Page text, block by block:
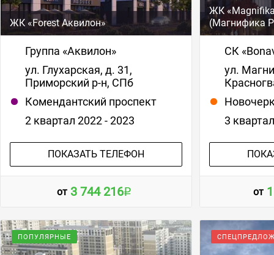
ЖК «Forest Аквилон»
Группа «Аквилон»
ул. Глухарская, д. 31,
Приморский р-н, СПб
Комендантский проспект
2 квартал 2022 - 2023
ПОКАЗАТЬ ТЕЛЕФОН
от 3 744 216
ЖК
(Магнифика
СК
ул.
3
от
ПОПУЛЯРНЫЕ